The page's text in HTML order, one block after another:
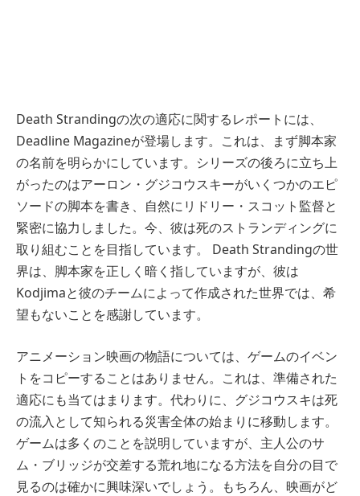
Death Strandingの次の適応に関するレポートには、
Deadline Magazineが登場します。これは、まず脚本家
の名前を明らかにしています。シリーズの後ろに立ち上
がったのはアーロン・グジコウスキーがいくつかのエピ
ソードの脚本を書き、自然にリドリー・スコット監督と
緊密に協力しました。今、彼は死のストランディングに
取り組むことを目指しています。 Death Strandingの世
界は、脚本家を正しく暗く指していますが、彼は
Kodjimaと彼のチームによって作成された世界では、希
望もないことを感謝しています。
アニメーション映画の物語については、ゲームのイベン
トをコピーすることはありません。これは、準備された
適応にも当てはまります。代わりに、グジコウスキは死
の流入として知られる災害全体の始まりに移動します。
ゲームは多くのことを説明していますが、主人公のサ
ム・ブリッジが交差する荒れ地になる方法を自分の目で
見るのは確かに興味深いでしょう。もちろん、映画がど